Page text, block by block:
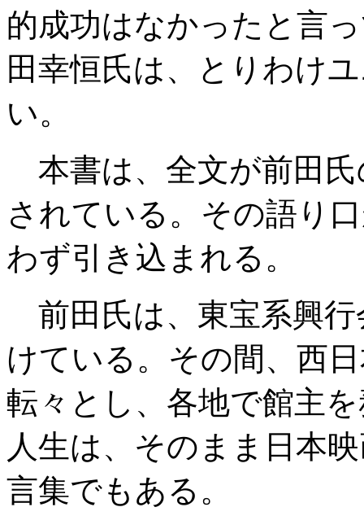
的成功はなかったと言
田幸恒氏は、とりわけ
い。
本書は、全文が前田
されている。その語り
わず引き込まれる。
前田氏は、東宝系興行
けている。その間、西
転々とし、各地で館主
人生は、そのまま日本
言集でもある。